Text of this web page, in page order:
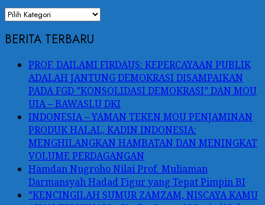
Kategori
BERITA TERBARU
PROF. DAILAMI FIRDAUS: KEPERCAYAAN PUBLIK
ADALAH JANTUNG DEMOKRASI DISAMPAIKAN
PADA FGD ”KONSOLIDASI DEMOKRASI” DAN MOU
UIA – BAWASLU DKI
INDONESIA – YAMAN TEKEN MOU PENJAMINAN
PRODUK HALAL, KADIN INDONESIA:
MENGHILANGKAN HAMBATAN DAN MENINGKAT
VOLUME PERDAGANGAN
Hamdan Nugroho Nilai Prof. Muliaman
Darmansyah Hadad Figur yang Tepat Pimpin BI
”KENCINGILAH SUMUR ZAMZAM, NISCAYA KAMU